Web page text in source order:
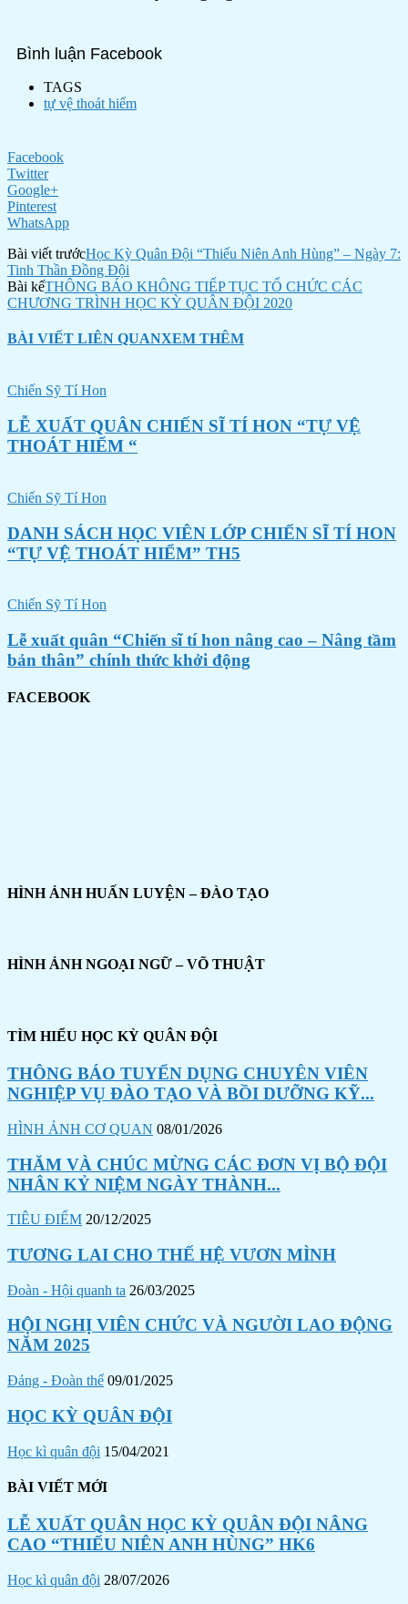
Bình luận Facebook
TAGS
tự vệ thoát hiểm
Facebook
Twitter
Google+
Pinterest
WhatsApp
Bài viết trướcHọc Kỳ Quân Đội “Thiếu Niên Anh Hùng” – Ngày 7:
Tinh Thần Đồng Đội
Bài kếTHÔNG BÁO KHÔNG TIẾP TỤC TỔ CHỨC CÁC
CHƯƠNG TRÌNH HỌC KỲ QUÂN ĐỘI 2020
BÀI VIẾT LIÊN QUANXEM THÊM
Chiến Sỹ Tí Hon
LỄ XUẤT QUÂN CHIẾN SĨ TÍ HON “TỰ VỆ
THOÁT HIỂM “
Chiến Sỹ Tí Hon
DANH SÁCH HỌC VIÊN LỚP CHIẾN SĨ TÍ HON
“TỰ VỆ THOÁT HIỂM” TH5
Chiến Sỹ Tí Hon
Lễ xuất quân “Chiến sĩ tí hon nâng cao – Nâng tầm
bản thân” chính thức khởi động
FACEBOOK
HÌNH ẢNH HUẤN LUYỆN – ĐÀO TẠO
HÌNH ẢNH NGOẠI NGỮ – VÕ THUẬT
TÌM HIỂU HỌC KỲ QUÂN ĐỘI
THÔNG BÁO TUYỂN DỤNG CHUYÊN VIÊN
NGHIỆP VỤ ĐÀO TẠO VÀ BỒI DƯỠNG KỸ...
HÌNH ẢNH CƠ QUAN 08/01/2026
THĂM VÀ CHÚC MỪNG CÁC ĐƠN VỊ BỘ ĐỘI
NHÂN KỶ NIỆM NGÀY THÀNH...
TIÊU ĐIỂM 20/12/2025
TƯƠNG LAI CHO THẾ HỆ VƯƠN MÌNH
Đoàn - Hội quanh ta 26/03/2025
HỘI NGHỊ VIÊN CHỨC VÀ NGƯỜI LAO ĐỘNG
NĂM 2025
Đảng - Đoàn thể 09/01/2025
HỌC KỲ QUÂN ĐỘI
Học kì quân đội 15/04/2021
BÀI VIẾT MỚI
LỄ XUẤT QUÂN HỌC KỲ QUÂN ĐỘI NÂNG
CAO “THIẾU NIÊN ANH HÙNG” HK6
Học kì quân đội 28/07/2026